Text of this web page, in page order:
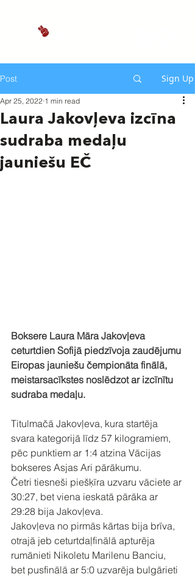
Post Sign Up
Laura Jakovļeva izcīna
sudraba medaļu
jauniešu EČ
Apr 25, 2022 1 min read
Boksere Laura Māra Jakovļeva
ceturtdien Sofijā piedzīvoja zaudējumu
Eiropas jauniešu čempionāta finālā,
meistarsacīkstes noslēdzot ar izcīnītu
sudraba medaļu.
Titulmačā Jakovļeva, kura startēja
svara kategorijā līdz 57 kilogramiem,
pēc punktiem ar 1:4 atzina Vācijas
bokseres Asjas Ari pārākumu.
Četri tiesneši piešķīra uzvaru vāciete ar
30:27, bet viena ieskatā pārāka ar
29:28 bija Jakovļeva.
Jakovļeva no pirmās kārtas bija brīva,
otrajā jeb ceturtdaļfinālā apturēja
rumānieti Nikoletu Marilenu Banciu,
bet pusfinālā ar 5:0 uzvarēja bulgārieti